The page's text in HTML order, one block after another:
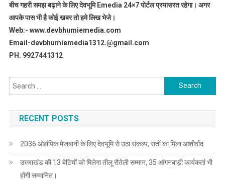
बीच गहरी समझ बढ़ाने के लिए देवभूमि Emedia 24×7 पोर्टल प्रयासरत रहेगा। अगर
आपके पास भी है कोई खबर तो हमे लिख भेजे।
Web:- www.devbhumiemedia.com
Email-devbhumiemedia1312.@gmail.com
PH. 9927441312
Search
for:
RECENT POSTS
2036 ओलंपिक मेजबानी के लिए देवभूमि से उठा संकल्प, संतों का मिला आशीर्वाद
उत्तराखंड की 13 बेटियों को मिलेगा तीलू रौतेली सम्मान, 35 आंगनबाड़ी कार्यकर्ता भी
होंगी सम्मानित।